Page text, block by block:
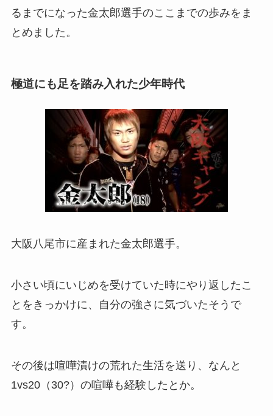
るまでになった金太郎選手のここまでの歩みをま
とめました。
極道にも足を踏み入れた少年時代
大阪八尾市に産まれた金太郎選手。
小さい頃にいじめを受けていた時にやり返したこ
とをきっかけに、自分の強さに気づいたそうで
す。
その後は喧嘩漬けの荒れた生活を送り、なんと
1vs20（30?）の喧嘩も経験したとか。